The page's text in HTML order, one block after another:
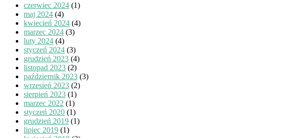
czerwiec 2024 (1)
maj 2024 (4)
kwiecień 2024 (4)
marzec 2024 (3)
luty 2024 (4)
styczeń 2024 (3)
grudzień 2023 (4)
listopad 2023 (2)
październik 2023 (3)
wrzesień 2023 (2)
sierpień 2023 (1)
marzec 2022 (1)
styczeń 2020 (1)
grudzień 2019 (1)
lipiec 2019 (1)